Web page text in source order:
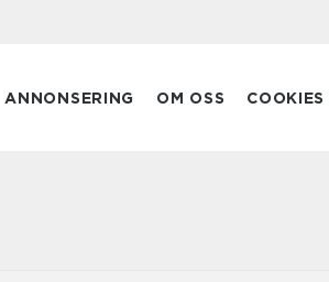
ANNONSERING OM OSS COOKIES